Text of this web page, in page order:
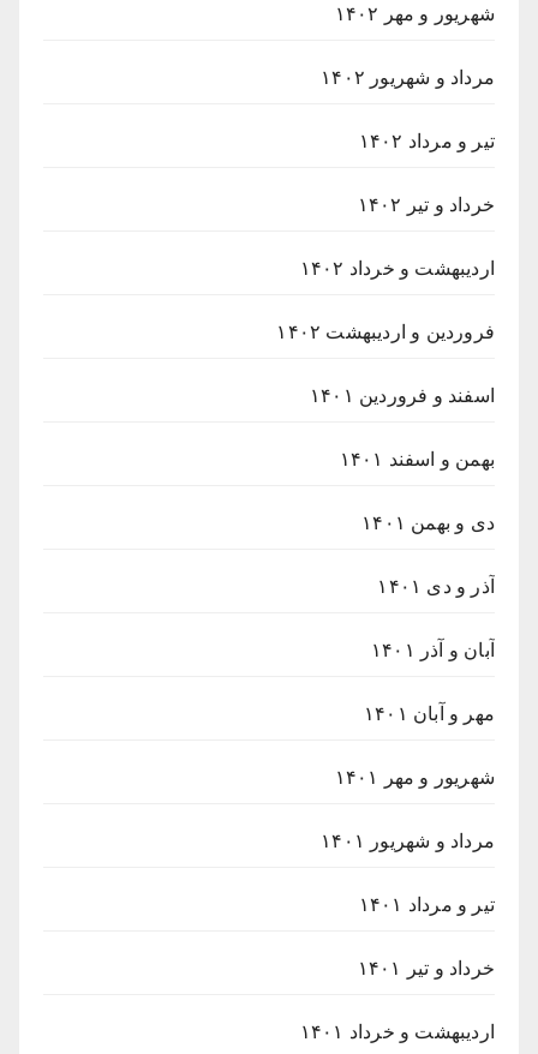
شهریور و مهر ۱۴۰۲
مرداد و شهریور ۱۴۰۲
تیر و مرداد ۱۴۰۲
خرداد و تیر ۱۴۰۲
اردیبهشت و خرداد ۱۴۰۲
فروردین و اردیبهشت ۱۴۰۲
اسفند و فروردین ۱۴۰۱
بهمن و اسفند ۱۴۰۱
دی و بهمن ۱۴۰۱
آذر و دی ۱۴۰۱
آبان و آذر ۱۴۰۱
مهر و آبان ۱۴۰۱
شهریور و مهر ۱۴۰۱
مرداد و شهریور ۱۴۰۱
تیر و مرداد ۱۴۰۱
خرداد و تیر ۱۴۰۱
اردیبهشت و خرداد ۱۴۰۱